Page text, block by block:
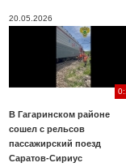
20.05.2026
В Гагаринском районе
сошел с рельсов
пассажирский поезд
Саратов-Сириус